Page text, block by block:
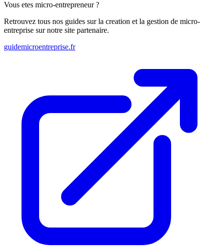
Vous etes micro-entrepreneur ?
Retrouvez tous nos guides sur la creation et la gestion de micro-
entreprise sur notre site partenaire.
guidemicroentreprise.fr